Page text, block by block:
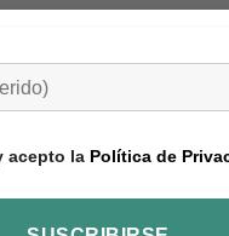
acepto la Política de